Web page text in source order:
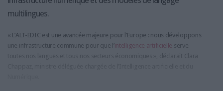
multilingues.
« L’ALT-EDIC est une avancée majeure pour l’Europe : nous développons
une infrastructure commune pour que l’intelligence artificielle serve
toutes nos langues et tous nos secteurs économiques », déclarait Clara